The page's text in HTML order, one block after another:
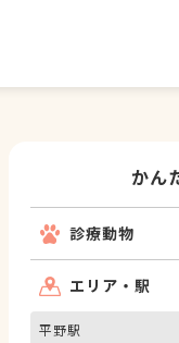
かん
診療動物
エリア・駅
平野駅